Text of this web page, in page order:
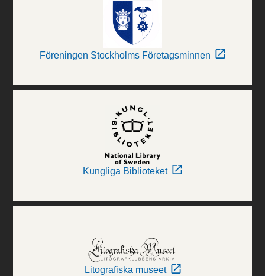
Föreningen Stockholms Företagsminnen
Kungliga Biblioteket
Litografiska museet